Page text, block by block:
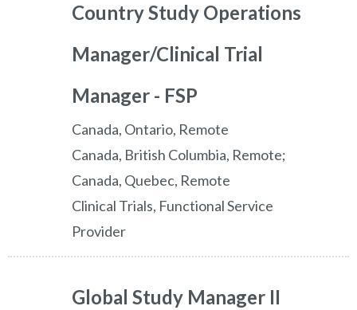
Country Study Operations
Manager/Clinical Trial
Manager - FSP
Canada, Ontario, Remote
Canada, British Columbia, Remote;
Canada, Quebec, Remote
Clinical Trials, Functional Service
Provider
Global Study Manager II